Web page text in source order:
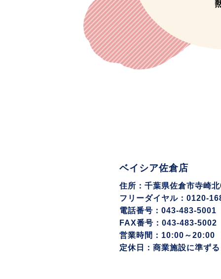
ベイシア佐倉店
住所：千葉県佐倉市寺崎
フリーダイヤル：0120-
電話番号：043-483-5001
FAX番号：043-483-5002
営業時間：10:00～20:00
定休日：商業施設に準ずる